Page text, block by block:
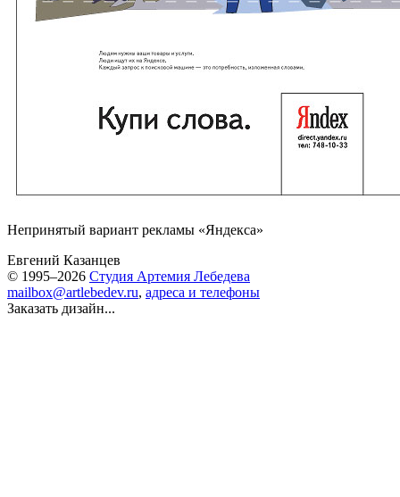
Непринятый вариант рекламы «Яндекса»
Евгений Казанцев
© 1995–2026 Студия Артемия Лебедева
mailbox@artlebedev.ru, адреса и телефоны
Заказать дизайн...